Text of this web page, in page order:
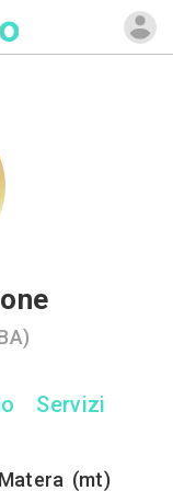
Servizi
(mt)